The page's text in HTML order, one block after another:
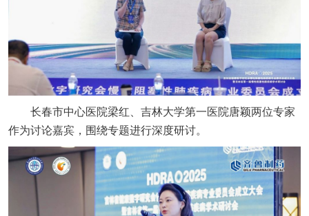
长春市中心医院梁红、吉林大学第一医院唐颖两位专家
作为讨论嘉宾，围绕专题进行深度研讨。